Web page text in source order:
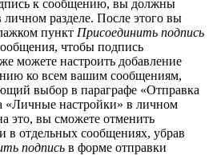
к сообщению, вы должны
личном разделе. После этого вы
пункт Присоединить подпись
чтобы подпись
можете настроить добавление
ко всем вашим сообщениям,
выбор в параграфе «Отправка
«Личные настройки» в личном
это, вы сможете отменить
в отдельных сообщениях, убрав
подпись в форме отправки